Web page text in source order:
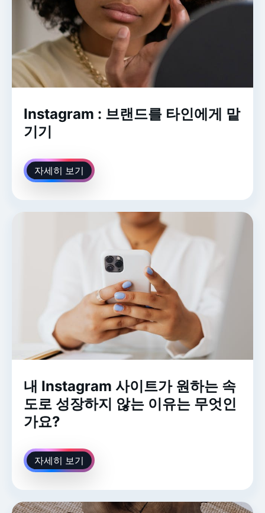
Instagram : 브랜드를 타인에게 맡
기기
자세히 보기
내 Instagram 사이트가 원하는 속
도로 성장하지 않는 이유는 무엇인
가요?
자세히 보기